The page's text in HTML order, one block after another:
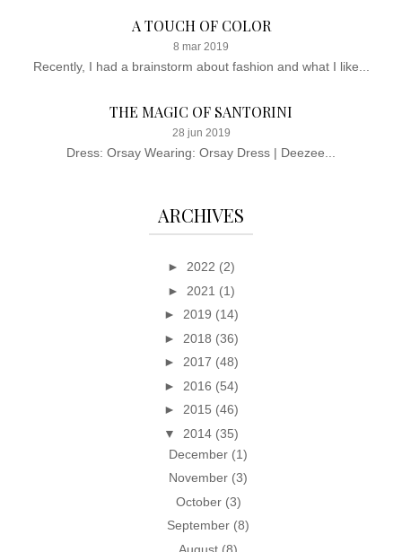
A TOUCH OF COLOR
8 mar 2019
Recently, I had a brainstorm about fashion and what I like...
THE MAGIC OF SANTORINI
28 jun 2019
Dress: Orsay Wearing: Orsay Dress | Deezee...
ARCHIVES
► 2022 (2)
► 2021 (1)
► 2019 (14)
► 2018 (36)
► 2017 (48)
► 2016 (54)
► 2015 (46)
▼ 2014 (35)
December (1)
November (3)
October (3)
September (8)
August (8)